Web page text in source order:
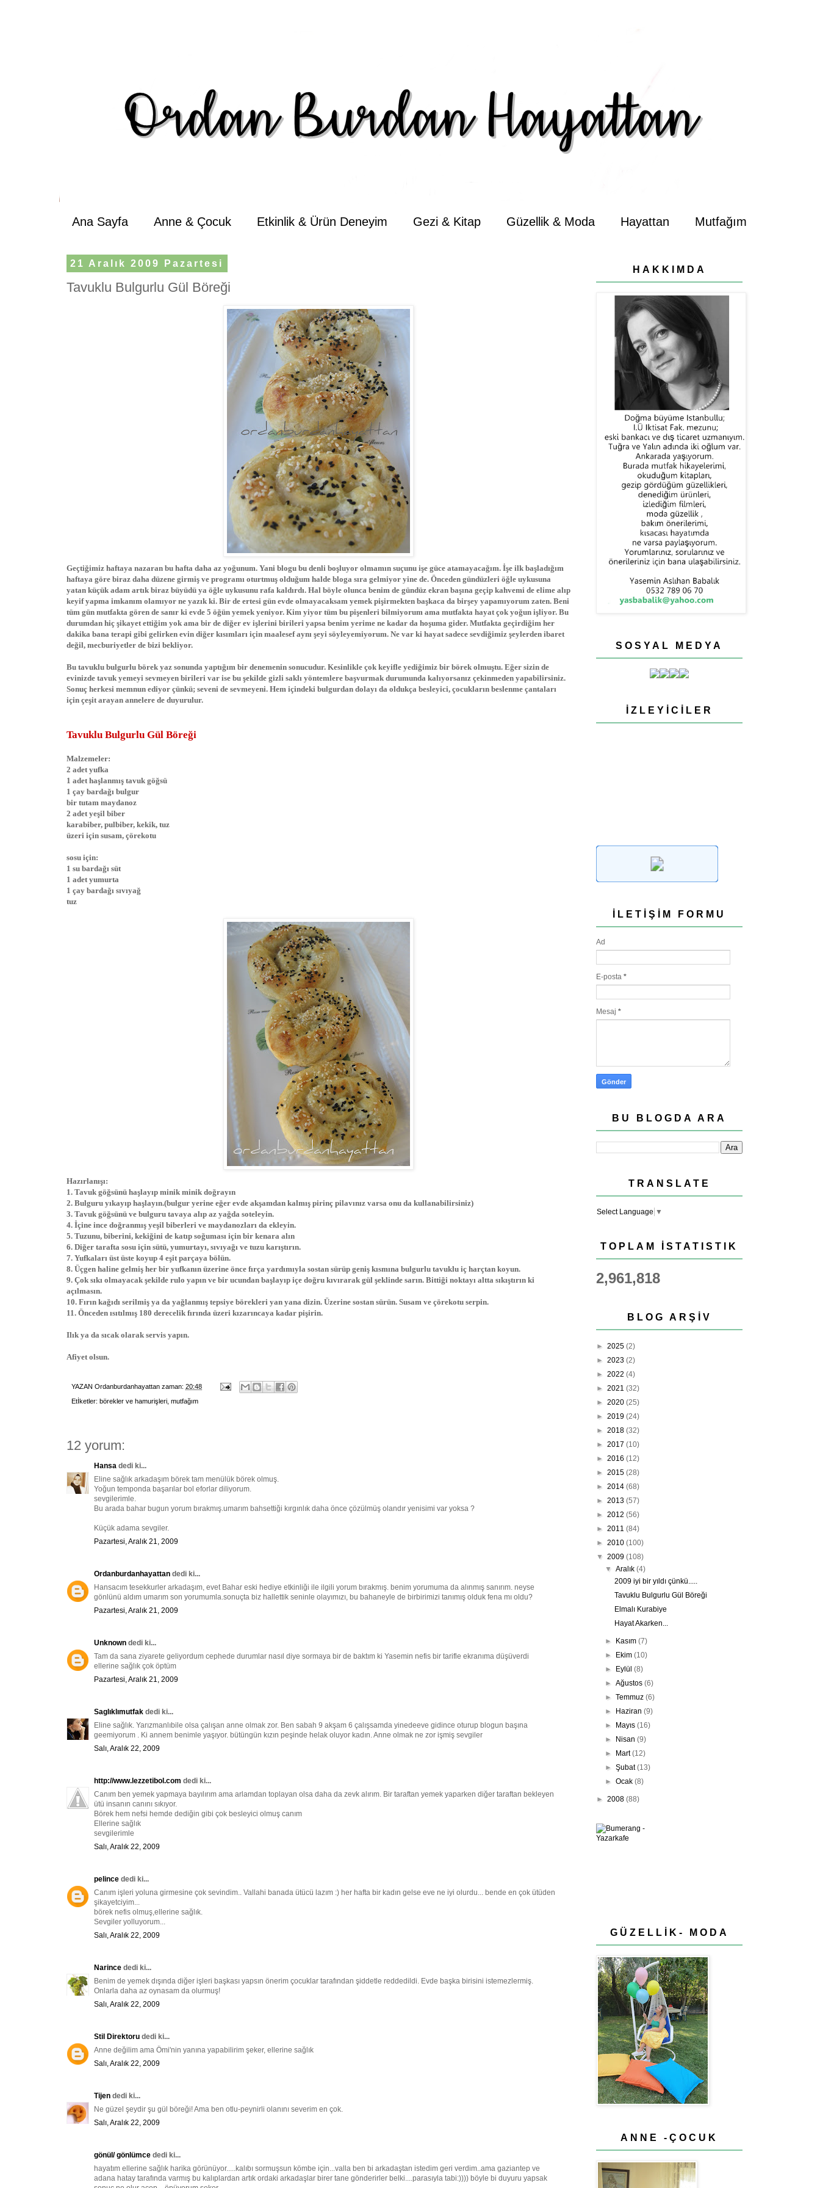
Ana Sayfa Anne & Çocuk Etkinlik & Ürün Deneyim Gezi & Kitap Güzellik & Moda Hayattan Mutfağım
21 Aralık 2009 Pazartesi
Tavuklu Bulgurlu Gül Böreği
Geçtiğimiz haftaya nazaran bu hafta daha az yoğunum. Yani blogu bu denli boşluyor olmamın suçunu işe güce atamayacağım. İşe ilk başladığım
haftaya göre biraz daha düzene girmiş ve programı oturtmuş olduğum halde bloga sıra gelmiyor yine de. Önceden gündüzleri öğle uykusuna
yatan küçük adam artık biraz büyüdü ya öğle uykusunu rafa kaldırdı. Hal böyle olunca benim de gündüz ekran başına geçip kahvemi de elime alıp
keyif yapma imkanım olamıyor ne yazık ki. Bir de ertesi gün evde olmayacaksam yemek pişirmekten başkaca da birşey yapamıyorum zaten. Beni
tüm gün mutfakta gören de sanır ki evde 5 öğün yemek yeniyor. Kim yiyor tüm bu pişenleri bilmiyorum ama mutfakta hayat çok yoğun işliyor. Bu
durumdan hiç şikayet ettiğim yok ama bir de diğer ev işlerini birileri yapsa benim yerime ne kadar da hoşuma gider. Mutfakta geçirdiğim her
dakika bana terapi gibi gelirken evin diğer kısımları için maalesef aynı şeyi söyleyemiyorum. Ne var ki hayat sadece sevdiğimiz şeylerden ibaret
değil, mecburiyetler de bizi bekliyor.
Bu tavuklu bulgurlu börek yaz sonunda yaptığım bir denemenin sonucudur. Kesinlikle çok keyifle yediğimiz bir börek olmuştu. Eğer sizin de
evinizde tavuk yemeyi sevmeyen birileri var ise bu şekilde gizli saklı yöntemlere başvurmak durumunda kalıyorsanız çekinmeden yapabilirsiniz.
Sonuç herkesi memnun ediyor çünkü; seveni de sevmeyeni. Hem içindeki bulgurdan dolayı da oldukça besleyici, çocukların beslenme çantaları
için çeşit arayan annelere de duyurulur.
Tavuklu Bulgurlu Gül Böreği
Malzemeler:
2 adet yufka
1 adet haşlanmış tavuk göğsü
1 çay bardağı bulgur
bir tutam maydanoz
2 adet yeşil biber
karabiber, pulbiber, kekik, tuz
üzeri için susam, çörekotu
sosu için:
1 su bardağı süt
1 adet yumurta
1 çay bardağı sıvıyağ
tuz
Hazırlanışı:
1. Tavuk göğsünü haşlayıp minik minik doğrayın
2. Bulguru yıkayıp haşlayın.(bulgur yerine eğer evde akşamdan kalmış pirinç pilavınız varsa onu da kullanabilirsiniz)
3. Tavuk göğsünü ve bulguru tavaya alıp az yağda soteleyin.
4. İçine ince doğranmış yeşil biberleri ve maydanozları da ekleyin.
5. Tuzunu, biberini, kekiğini de katıp soğuması için bir kenara alın
6. Diğer tarafta sosu için sütü, yumurtayı, sıvıyağı ve tuzu karıştırın.
7. Yufkaları üst üste koyup 4 eşit parçaya bölün.
8. Üçgen haline gelmiş her bir yufkanın üzerine önce fırça yardımıyla sostan sürüp geniş kısmına bulgurlu tavuklu iç harçtan koyun.
9. Çok sıkı olmayacak şekilde rulo yapın ve bir ucundan başlayıp içe doğru kıvırarak gül şeklinde sarın. Bittiği noktayı altta sıkıştırın ki
açılmasın.
10. Fırın kağıdı serilmiş ya da yağlanmış tepsiye börekleri yan yana dizin. Üzerine sostan sürün. Susam ve çörekotu serpin.
11. Önceden ısıtılmış 180 derecelik fırında üzeri kızarıncaya kadar pişirin.
Ilık ya da sıcak olarak servis yapın.
Afiyet olsun.
YAZAN Ordanburdanhayattan zaman: 20:48
Etİketler: börekler ve hamurişleri mutfağım
12 yorum:
Hansa dedi ki...
Eline sağlık arkadaşım börek tam menülük börek olmuş.
Yoğun temponda başarılar bol eforlar diliyorum.
sevgilerimle.
Bu arada bahar bugun yorum bırakmış.umarım bahsettiği kırgınlık daha önce çözülmüş olandır yenisimi var yoksa ?
Küçük adama sevgiler.
Pazartesi, Aralık 21, 2009
Ordanburdanhayattan dedi ki...
Hansacım tesekkurler arkadaşım, evet Bahar eski hediye etkinliği ile ilgili yorum bırakmış. benim yorumuma da alınmış sanırım. neyse
gönlünü aldım umarım son yorumumla.sonuçta biz hallettik seninle olayımızı, bu bahaneyle de birbirimizi tanımış olduk fena mı oldu?
Pazartesi, Aralık 21, 2009
Unknown dedi ki...
Tam da sana ziyarete geliyordum cephede durumlar nasıl diye sormaya bir de baktım ki Yasemin nefis bir tarifle ekranıma düşüverdi
ellerine sağlık çok öptüm
Pazartesi, Aralık 21, 2009
Saglıklımutfak dedi ki...
Eline sağlık. Yarızmanlıbile olsa çalışan anne olmak zor. Ben sabah 9 akşam 6 çalışsamda yinedeeve gidince oturup blogun başına
geemiyorum . Ki annem benimle yaşıyor. bütüngün kızın peşinde helak oluyor kadın. Anne olmak ne zor işmiş sevgiler
Salı, Aralık 22, 2009
http://www.lezzetibol.com dedi ki...
Canım ben yemek yapmaya bayılırım ama arlamdan toplayan olsa daha da zevk alırım. Bir taraftan yemek yaparken diğer taraftan bekleyen
ütü insanın canını sıkıyor.
Börek hem nefsi hemde dediğin gibi çok besleyici olmuş canım
Ellerine sağlık
sevgilerimle
Salı, Aralık 22, 2009
pelince dedi ki...
Canım işleri yoluna girmesine çok sevindim.. Vallahi banada ütücü lazım :) her hafta bir kadın gelse eve ne iyi olurdu... bende en çok ütüden
şikayetciyim...
börek nefis olmuş,ellerine sağlık.
Sevgiler yolluyorum...
Salı, Aralık 22, 2009
Narince dedi ki...
Benim de yemek dışında diğer işleri başkası yapsın önerim çocuklar tarafından şiddetle reddedildi. Evde başka birisini istemezlermiş.
Onlarla daha az oynasam da olurmuş!
Salı, Aralık 22, 2009
Stil Direktoru dedi ki...
Anne değilim ama Ömi'nin yanına yapabilirim şeker, ellerine sağlık
Salı, Aralık 22, 2009
Tijen dedi ki...
Ne güzel şeydir şu gül böreği! Ama ben otlu-peynirli olanını severim en çok.
Salı, Aralık 22, 2009
gönül/ gönlümce dedi ki...
hayatım ellerine sağlık harika görünüyor.....kalıbı sormuşsun kömbe için...valla ben bi arkadaştan istedim geri verdim..ama gaziantep ve
adana hatay tarafında varmış bu kalıplardan artık ordaki arkadaşlar birer tane gönderirler belki....parasıyla tabi:)))) böyle bi duyuru yapsak
HAKKIMDA
SOSYAL MEDYA
İZLEYICILER
İLETIŞIM FORMU
Ad
E-posta *
Mesaj *
BU BLOGDA ARA
TRANSLATE
Select Language ▼
TOPLAM İSTATISTIK
2,961,818
BLOG ARŞIV
► 2025 (2)
► 2023 (2)
► 2022 (4)
► 2021 (32)
► 2020 (25)
► 2019 (24)
► 2018 (32)
► 2017 (10)
► 2016 (12)
► 2015 (28)
► 2014 (68)
► 2013 (57)
► 2012 (56)
► 2011 (84)
► 2010 (100)
▼ 2009 (108)
▼Aralık(4)
2009 iyi bir yıldı çünkü.....
Tavuklu Bulgurlu Gül Böreği
Elmalı Kurabiye
Hayat Akarken...
► Kasım(7)
► Ekim(10)
► Eylül(8)
►Ağustos(6)
►Temmuz(6)
► Haziran(9)
► Mayıs(16)
► Nisan(9)
► Mart(12)
►Şubat(13)
►Ocak(8)
► 2008 (88)
GÜZELLİK- MODA
ANNE -ÇOCUK